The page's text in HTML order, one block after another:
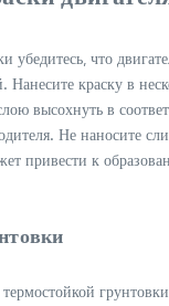
убедитесь‚ что
краску в
высохнуть в
Не наносите
привести к